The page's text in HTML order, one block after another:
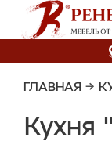
ГЛАВНАЯ →
Кухня